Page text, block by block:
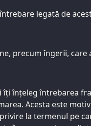
legată de
precum îngerii,
îți înțeleg întrebarea
Acesta este
la termenul pe